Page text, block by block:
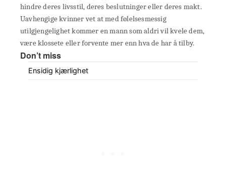
hindre deres livsstil, deres beslutninger eller deres makt.
Uavhengige kvinner vet at med følelsesmessig
utilgjengelighet kommer en mann som aldri vil kvele dem,
være klossete eller forvente mer enn hva de har å tilby.
Don’t miss
Ensidig kjærlighet